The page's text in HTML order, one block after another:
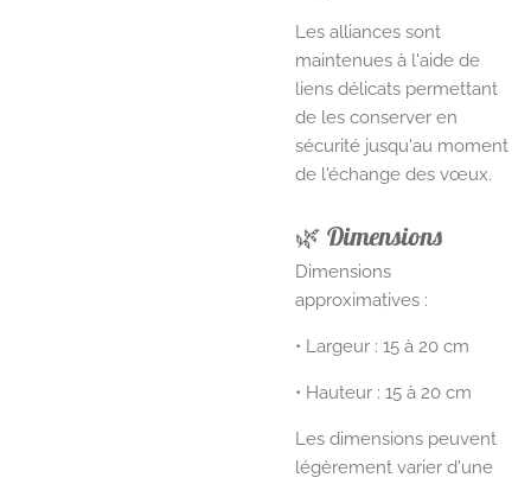
Les alliances sont
maintenues à l'aide de
liens délicats permettant
de les conserver en
sécurité jusqu'au moment
de l'échange des vœux.
🌿 Dimensions
Dimensions
approximatives :
• Largeur : 15 à 20 cm
• Hauteur : 15 à 20 cm
Les dimensions peuvent
légèrement varier d'une